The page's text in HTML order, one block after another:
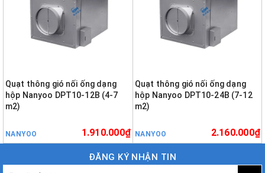
Quạt thông gió nối ống dạng
hộp Nanyoo DPT10-12B (4-7
m2)
NANYOO 1.910.000₫
Quạt thông gió nối ống dạng
hộp Nanyoo DPT10-24B (7-12
m2)
NANYOO 2.160.000₫
ĐĂNG KÝ NHẬN TIN